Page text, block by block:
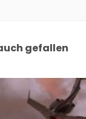
gefallen